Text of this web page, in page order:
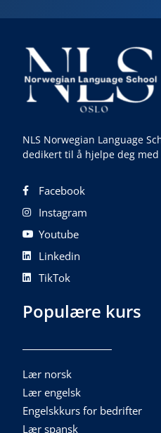
NLS Norwegian Language
dedikert til å hjelpe deg
Facebook
Instagram
Youtube
Linkedin
TikTok
Populære kurs
Lær norsk
Lær engelsk
Engelskkurs for bedrifter
Lær spansk